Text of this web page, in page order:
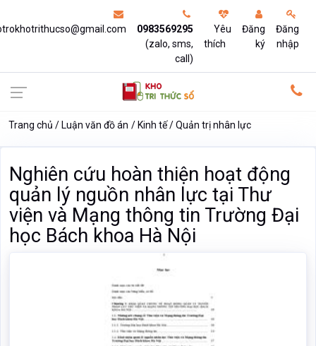
0983569295
(zalo, sms,
call)
Yêu
thích
Đăng
ký
Đăng
nhập
Trang chủ Luận văn đồ án Kinh tế Quản trị nhân lực
Nghiên cứu hoàn thiện hoạt động
quản lý nguồn nhân lực tại Thư
viện và Mạng thông tin Trường Đại
học Bách khoa Hà Nội